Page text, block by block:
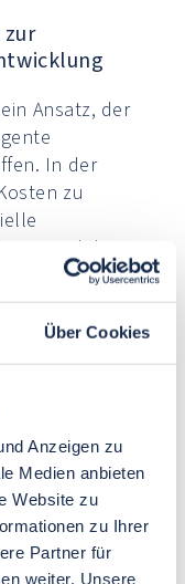
Über Cookies
Anzeigen zu
Medien anbieten
Website zu
zu Ihrer
Partner für
weiter. Unsere
zur
Ansatz, der
In der
zu
wird dies
dass
der
kann
Danach
in Bezug auf
können
die sowohl
sind.
dass der